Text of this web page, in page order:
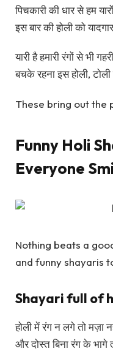
पिचकारी की धार से हम
इस बार की होली को
यारी है हमारी रंगों से भी
बचके रहना इस होली,
These bring out the
Funny Holi
Everyone
Nothing beats a
and funny shayaris
Shayari full of
होली में रंग न लगे तो मज़ा
और दोस्त बिना रंग के भागे